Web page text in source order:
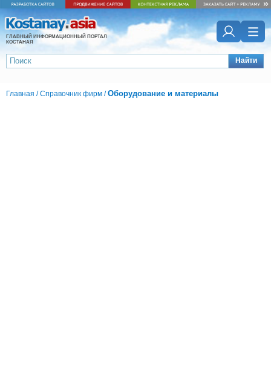
ГЛАВНЫЙ ИНФОРМАЦИОННЫЙ ПОРТАЛ
КОСТАНАЯ
Найти
Главная /Справочник фирм /Оборудование и материалы